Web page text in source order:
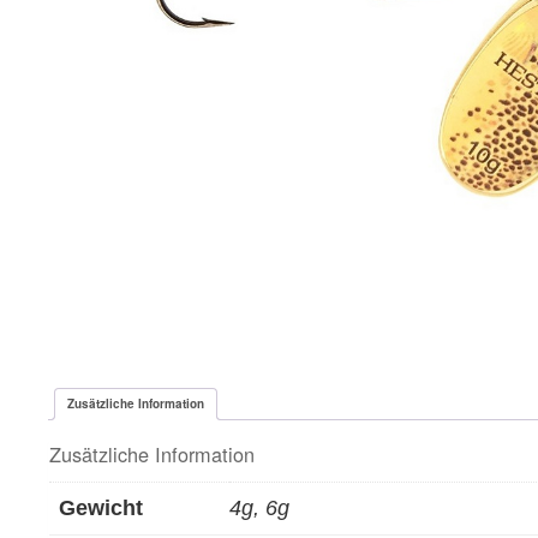
Zusätzliche Information
Zusätzliche Information
Gewicht 4g, 6g